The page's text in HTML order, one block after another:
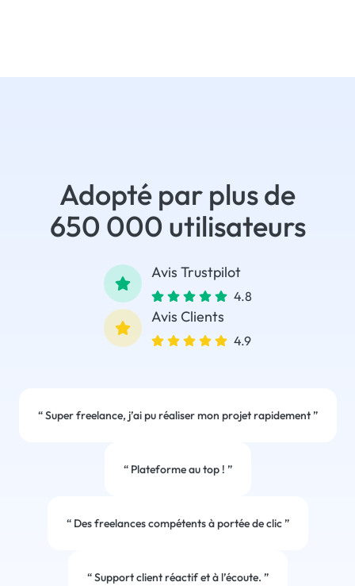
Adopté par plus de
650 000 utilisateurs
Avis Trustpilot
4.8
Avis Clients
4.9
“Super freelance, j’ai pu réaliser mon projet rapidement”
“Plateforme au top ! ”
“Des freelances compétents à portée de clic”
“Support client réactif et à l’écoute. ”